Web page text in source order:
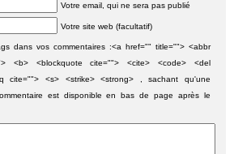
Votre email, qui ne sera pas publié
Votre site web (facultatif)
dans vos commentaires :<a href="" title=""> <abbr
<b> <blockquote cite=""> <cite> <code> <del
cite=""> <s> <strike> <strong> , sachant qu'une
est disponible en bas de page après le